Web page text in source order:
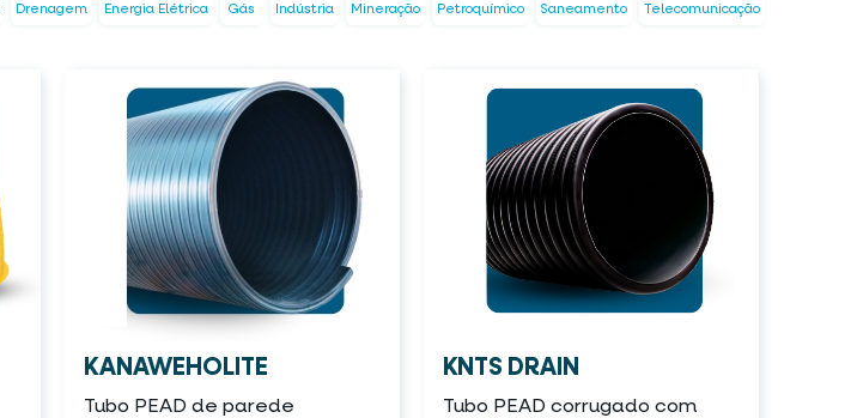
Drenagem Energia Elétrica Gás Indústria Mineração Petroquímico Saneamento Telecomunicação
KANAWEHOLITE
Tubo PEAD de parede
KNTS DRAIN
Tubo PEAD corrugado com